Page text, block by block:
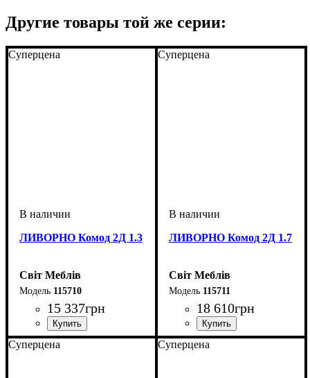
Подробнее:http://abcmebli.com.ua/p15079-
Другие товары той же серии:
Суперцена
ЛИВОРНО Комод 2Д 1.3
Світ Меблів
115710
15 337грн
Суперцена
ЛИВОРНО Комод 2Д 1.7
Світ Меблів
115711
18 610грн
Суперцена Суперцена